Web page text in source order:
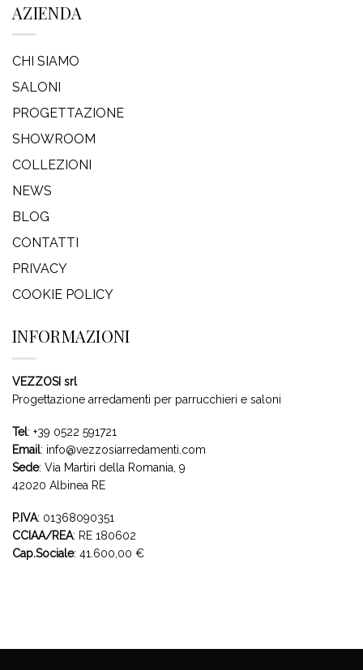
AZIENDA
CHI SIAMO
SALONI
PROGETTAZIONE
SHOWROOM
COLLEZIONI
NEWS
BLOG
CONTATTI
PRIVACY
COOKIE POLICY
INFORMAZIONI
VEZZOSI srl
Progettazione arredamenti per parrucchieri e saloni
Tel: +39 0522 591721
Email: info@vezzosiarredamenti.com
Sede: Via Martiri della Romania, 9
42020 Albinea RE
P.IVA: 01368090351
CCIAA/REA: RE 180602
Cap.Sociale: 41.600,00 €